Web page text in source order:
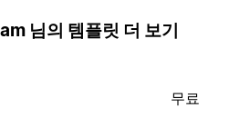
님의 템플릿 더 보기
무료